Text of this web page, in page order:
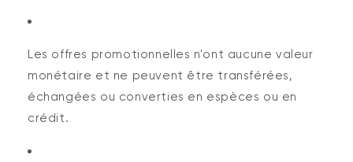
Les offres promotionnelles n'ont aucune valeur
monétaire et ne peuvent être transférées,
échangées ou converties en espèces ou en
crédit.